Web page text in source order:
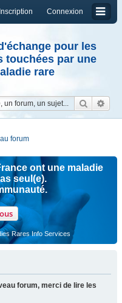
Connexion
Inscription
pour les
touchées par une
rare
forum
ont une maladie
seul(e).
Rares Info Services
forum, merci de lire les